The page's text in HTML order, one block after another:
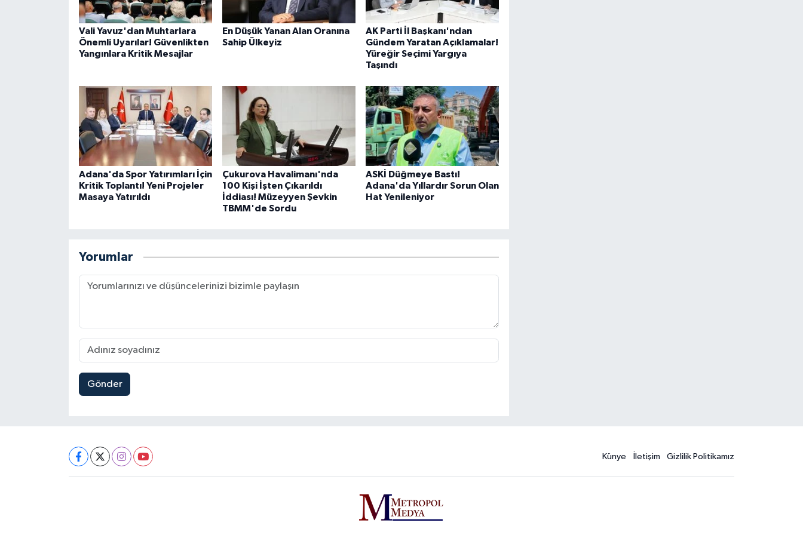
Vali Yavuz'dan Muhtarlara
Önemli Uyarılar! Güvenlikten
Yangınlara Kritik Mesajlar
En Düşük Yanan Alan Oranına
Sahip Ülkeyiz
AK Parti İl Başkanı'ndan
Gündem Yaratan Açıklamalar!
Yüreğir Seçimi Yargıya
Taşındı
Adana'da Spor Yatırımları İçin
Kritik Toplantı! Yeni Projeler
Masaya Yatırıldı
Çukurova Havalimanı'nda
100 Kişi İşten Çıkarıldı
İddiası! Müzeyyen Şevkin
TBMM'de Sordu
ASKİ Düğmeye Bastı!
Adana'da Yıllardır Sorun Olan
Hat Yenileniyor
Yorumlar
Gönder
Künye İletişim Gizlilik Politikamız